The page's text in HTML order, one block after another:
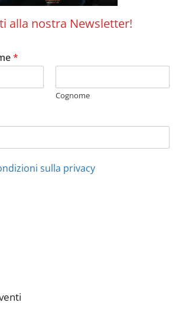
alla nostra Newsletter!
*
Cognome
sulla privacy